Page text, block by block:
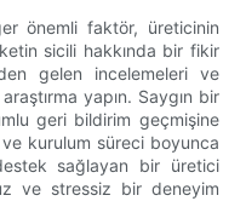
önemli faktör, üreticinin
sicili hakkında bir fikir
gelen incelemeleri ve
yapın. Saygın bir
geri bildirim geçmişine
ve kurulum süreci boyunca
sağlayan bir üretici
ve stressiz bir deneyim